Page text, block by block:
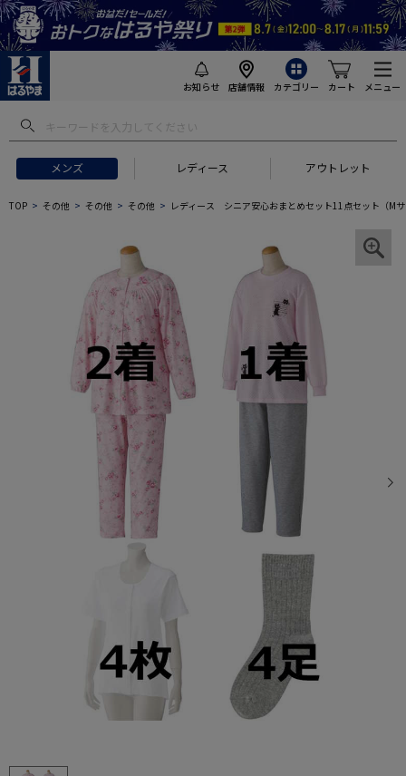
お知らせ 店舗情報 カテゴリー カート メニュー
メンズ レディース アウトレット
TOP その他 その他 その他 レディース シニア安心おまとめセット11点セット（M